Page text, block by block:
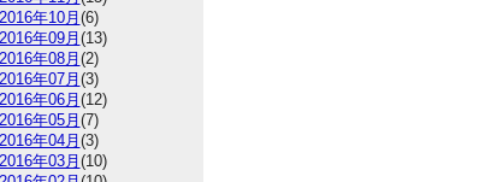
2016年10月 (6)
2016年09月 (13)
2016年08月 (2)
2016年07月 (3)
2016年06月 (12)
2016年05月 (7)
2016年04月 (3)
2016年03月 (10)